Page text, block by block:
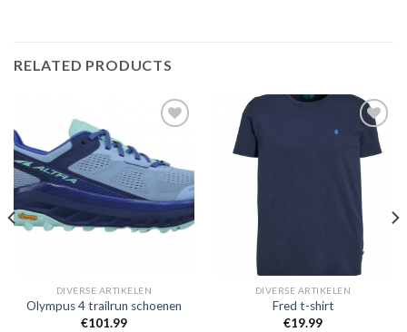
RELATED PRODUCTS
verlanglijst
DIVERSE ARTIKELEN
Olympus 4 trailrun schoenen
€101.99
Toevoegen
verlanglijst
DIVERSE ARTIKELEN
Fred t-shirt
€19.99